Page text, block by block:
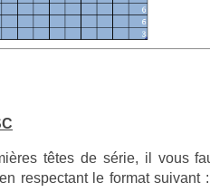
têtes de série, il vous
re­spec­tant le for­mat suivant